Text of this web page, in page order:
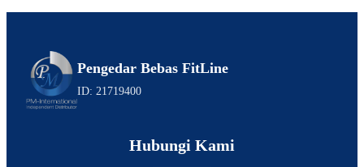
Pengedar Bebas FitLine
ID: 21719400
Hubungi Kami